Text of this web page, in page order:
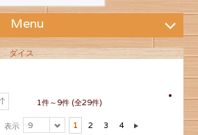
Menu
ダイス
1件～9件 (全29件)
表示 9 1 2 3 4